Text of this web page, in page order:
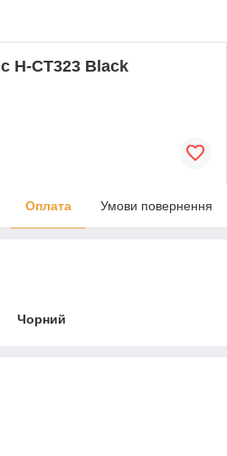
H-CT323 Black
Оплата Умови повернення
Чорний